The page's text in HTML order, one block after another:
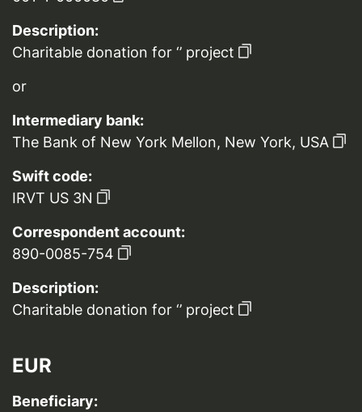
Description:
Charitable donation for ‘’ project
or
Intermediary bank:
The Bank of New York Mellon, New York, USA
Swift code:
IRVT US 3N
Correspondent account:
890-0085-754
Description:
Charitable donation for ‘’ project
EUR
Beneficiary: